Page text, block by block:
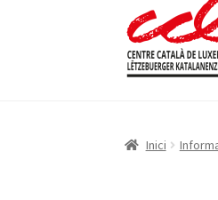
Salta
a
Vés
al
Inici